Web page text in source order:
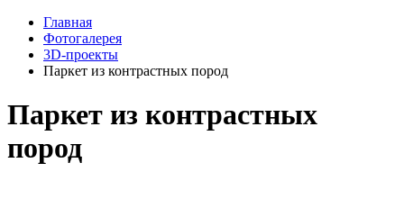
Главная
Фотогалерея
3D-проекты
Паркет из контрастных пород
Паркет из контрастных
пород